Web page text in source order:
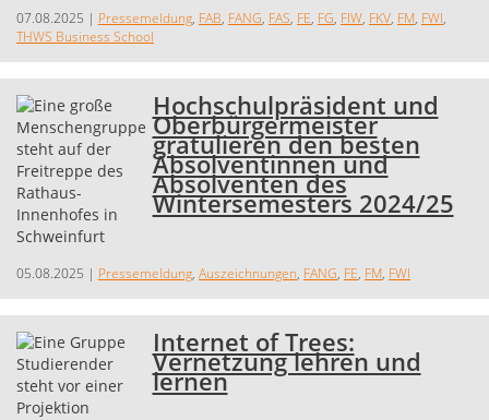
07.08.2025 | Pressemeldung, FAB, FANG, FAS, FE, FG, FIW, FKV, FM, FWI,
THWS Business School
Hochschulpräsident und
Oberbürgermeister
gratulieren den besten
Absolventinnen und
Absolventen des
Wintersemesters 2024/25
05.08.2025 | Pressemeldung, Auszeichnungen, FANG, FE, FM, FWI
Internet of Trees:
Vernetzung lehren und
lernen